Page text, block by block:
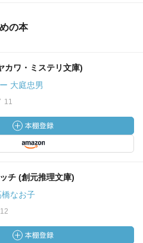
の本
カワ・ミステリ文庫)
大庭忠男
11
チ (創元推理文庫)
なお子
12